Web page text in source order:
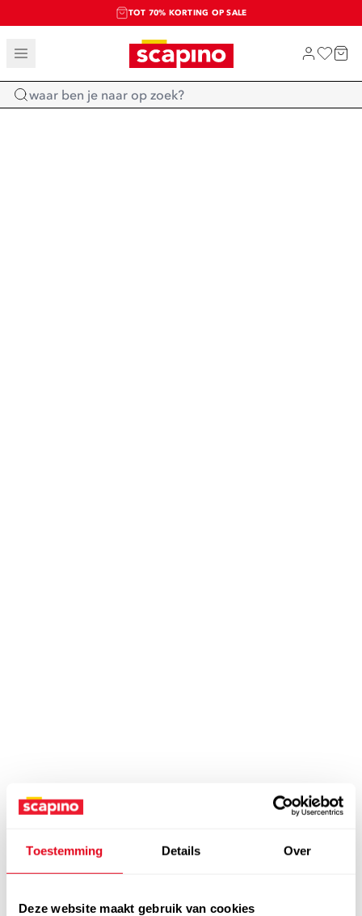
Toestemming Details Over
Deze website maakt gebruik van cookies
TOT 70% KORTING OP SALE
SALE: LAATSTE KANS!
SHOP NIEUW
Home